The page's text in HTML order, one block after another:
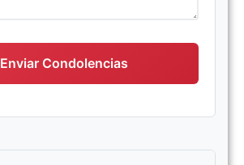
Enviar Condolencias